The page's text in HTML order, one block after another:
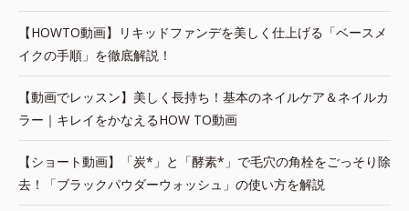
【HOWTO動画】リキッドファンデを美しく仕上げる「ベースメ
イクの手順」を徹底解説！
【動画でレッスン】美しく長持ち！基本のネイルケア＆ネイルカ
ラー｜キレイをかなえるHOW TO動画
【ショート動画】「炭*」と「酵素*」で毛穴の角栓をごっそり除
去！「ブラックパウダーウォッシュ」の使い方を解説